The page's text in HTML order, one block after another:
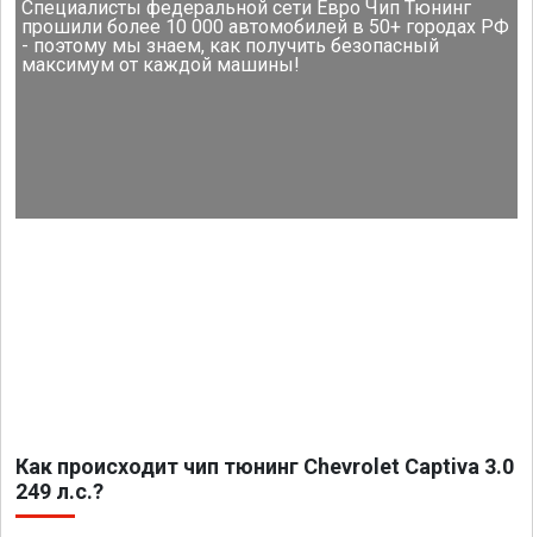
Специалисты федеральной сети Евро Чип Тюнинг
прошили более 10 000 автомобилей в 50+ городах РФ
- поэтому мы знаем, как получить безопасный
максимум от каждой машины!
Как происходит чип тюнинг Chevrolet Captiva 3.0
249 л.с.?